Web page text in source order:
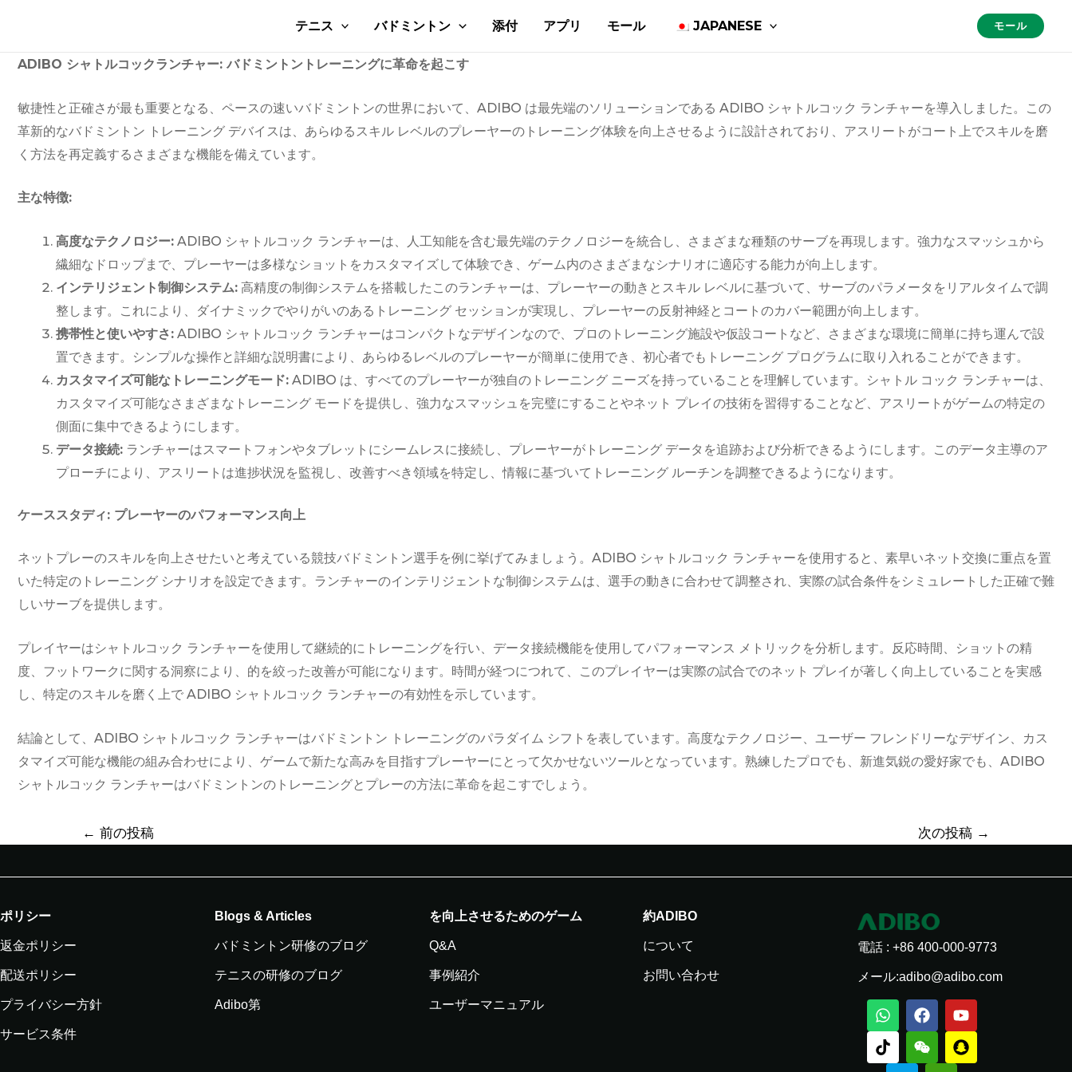
テニス バドミントン 添付 アプリ モール JAPANESE モール
ADIBO シャトルコックランチャー: バドミントントレーニングに革命を起こす
敏捷性と正確さが最も重要となる、ペースの速いバドミントンの世界において、ADIBO は最先端のソリューションである ADIBO シャトルコック ランチャーを導入しました。この
革新的なバドミントン トレーニング デバイスは、あらゆるスキル レベルのプレーヤーのトレーニング体験を向上させるように設計されており、アスリートがコート上でスキルを磨
く方法を再定義するさまざまな機能を備えています。
主な特徴:
高度なテクノロジー: ADIBO シャトルコック ランチャーは、人工知能を含む最先端のテクノロジーを統合し、さまざまな種類のサーブを再現します。強力なスマッシュから
繊細なドロップまで、プレーヤーは多様なショットをカスタマイズして体験でき、ゲーム内のさまざまなシナリオに適応する能力が向上します。
インテリジェント制御システム: 高精度の制御システムを搭載したこのランチャーは、プレーヤーの動きとスキル レベルに基づいて、サーブのパラメータをリアルタイムで調
整します。これにより、ダイナミックでやりがいのあるトレーニング セッションが実現し、プレーヤーの反射神経とコートのカバー範囲が向上します。
携帯性と使いやすさ: ADIBO シャトルコック ランチャーはコンパクトなデザインなので、プロのトレーニング施設や仮設コートなど、さまざまな環境に簡単に持ち運んで設
置できます。シンプルな操作と詳細な説明書により、あらゆるレベルのプレーヤーが簡単に使用でき、初心者でもトレーニング プログラムに取り入れることができます。
カスタマイズ可能なトレーニングモード: ADIBO は、すべてのプレーヤーが独自のトレーニング ニーズを持っていることを理解しています。シャトル コック ランチャーは、
カスタマイズ可能なさまざまなトレーニング モードを提供し、強力なスマッシュを完璧にすることやネット プレイの技術を習得することなど、アスリートがゲームの特定の
側面に集中できるようにします。
データ接続: ランチャーはスマートフォンやタブレットにシームレスに接続し、プレーヤーがトレーニング データを追跡および分析できるようにします。このデータ主導のア
プローチにより、アスリートは進捗状況を監視し、改善すべき領域を特定し、情報に基づいてトレーニング ルーチンを調整できるようになります。
ケーススタディ: プレーヤーのパフォーマンス向上
ネットプレーのスキルを向上させたいと考えている競技バドミントン選手を例に挙げてみましょう。ADIBO シャトルコック ランチャーを使用すると、素早いネット交換に重点を置
いた特定のトレーニング シナリオを設定できます。ランチャーのインテリジェントな制御システムは、選手の動きに合わせて調整され、実際の試合条件をシミュレートした正確で難
しいサーブを提供します。
プレイヤーはシャトルコック ランチャーを使用して継続的にトレーニングを行い、データ接続機能を使用してパフォーマンス メトリックを分析します。反応時間、ショットの精
度、フットワークに関する洞察により、的を絞った改善が可能になります。時間が経つにつれて、このプレイヤーは実際の試合でのネット プレイが著しく向上していることを実感
し、特定のスキルを磨く上で ADIBO シャトルコック ランチャーの有効性を示しています。
結論として、ADIBO シャトルコック ランチャーはバドミントン トレーニングのパラダイム シフトを表しています。高度なテクノロジー、ユーザー フレンドリーなデザイン、カス
タマイズ可能な機能の組み合わせにより、ゲームで新たな高みを目指すプレーヤーにとって欠かせないツールとなっています。熟練したプロでも、新進気鋭の愛好家でも、ADIBO
シャトルコック ランチャーはバドミントンのトレーニングとプレーの方法に革命を起こすでしょう。
ナ
ゲ
ー
シ
ン
← 前の投稿 次の投稿 →
ポリシー
返金ポリシー
配送ポリシー
プライバシー方針
サービス条件
Blogs & Articles
バドミントン研修のブログ
テニスの研修のブログ
Adibo第
を向上させるためのゲーム
Q&A
事例紹介
ユーザーマニュアル
約ADIBO
について
お問い合わせ
電話 : +86 400-000-9773
メール:adibo@adibo.com
ワ
ッ
ツ
ア
F
a
c
e
Y
o
u
t
チ
ク
タ
ク
W
e
i
x
ス
ナ
ッ
プ
電
報
飛
行
ラ
イ
ン